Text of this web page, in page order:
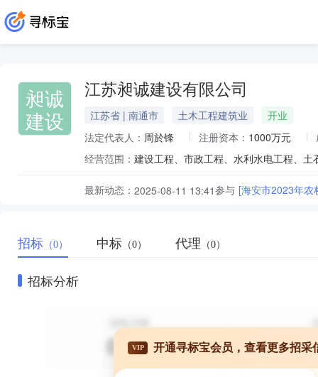
昶诚
建设
江苏昶诚建设有限公司
江苏省 | 南通市 土木工程建筑业
开业
法定代表人： 周於锋 注册资本： 1000万元
经营范围：
最新动态： 2025-08-11 13:41参与 [海安市2023年农
招标 （0） 中标 （0） 代理 （0）
招标分析
VIP 开通寻标宝会员，查看更多招采